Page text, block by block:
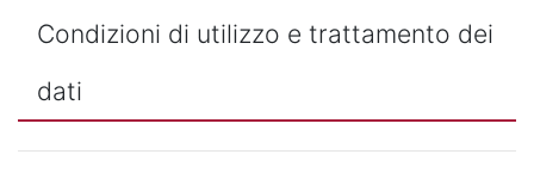
Condizioni di utilizzo e trattamento dei
dati